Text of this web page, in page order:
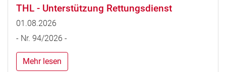
THL - Unterstützung Rettungsdienst
01.08.2026
- Nr. 94/2026 -
Mehr lesen